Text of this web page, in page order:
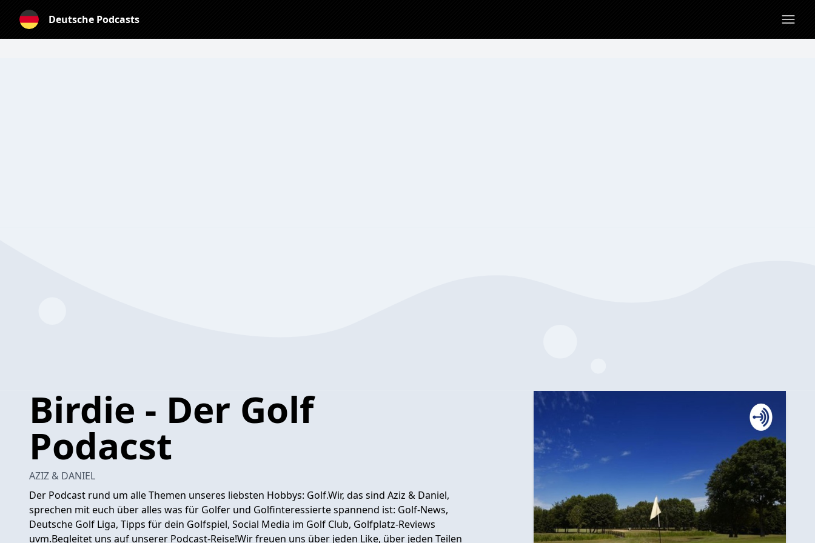
Deutsche Podcasts
Birdie - Der Golf
Podacst
AZIZ & DANIEL
Der Podcast rund um alle Themen unseres liebsten Hobbys: Golf.Wir, das sind Aziz & Daniel,
sprechen mit euch über alles was für Golfer und Golfinteressierte spannend ist: Golf-News,
Deutsche Golf Liga, Tipps für dein Golfspiel, Social Media im Golf Club, Golfplatz-Reviews
uvm.Begleitet uns auf unserer Podcast-Reise!Wir freuen uns über jeden Like, über jeden Teilen